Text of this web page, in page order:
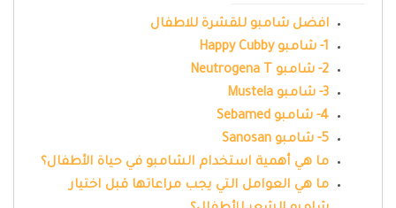
افضل شامبو للقشرة للاطفال
1- شامبو Happy Cubby
2- شامبو Neutrogena T
3- شامبو Mustela
4- شامبو Sebamed
5- شامبو Sanosan
ما هي أهمية استخدام الشامبو في حياة الأطفال؟
ما هي العوامل التي يجب مراعاتها قبل اختيار